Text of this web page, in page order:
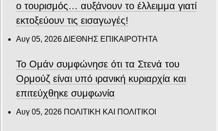
ο τουρισμός… αυξάνουν το έλλειμμα γιατί
εκτοξεύουν τις εισαγωγές!
Αυγ 05, 2026ΔΙΕΘΝΗΣ ΕΠΙΚΑΙΡΟΤΗΤΑ
Το Ομάν συμφώνησε ότι τα Στενά του
Ορμούζ είναι υπό ιρανική κυριαρχία και
επιτεύχθηκε συμφωνία
Αυγ 05, 2026 ΠΟΛΙΤΙΚΗ ΚΑΙ ΠΟΛΙΤΙΚΟΙ